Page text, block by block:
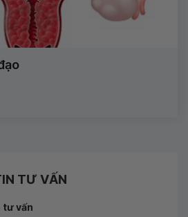
TƯ VẤN
tư vấn